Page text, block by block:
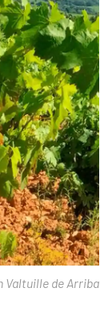
Valtuille de Arriba